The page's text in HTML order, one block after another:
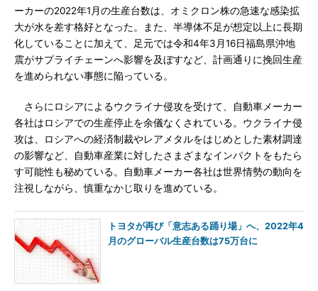
ーカーの2022年1月の生産台数は、オミクロン株の急速な感染拡
大が水を差す格好となった。また、半導体不足が想定以上に長期
化していることに加えて、足元では令和4年3月16日福島県沖地
震がサプライチェーンへ影響を及ぼすなど、計画通りに挽回生産
を進められない事態に陥っている。
さらにロシアによるウクライナ侵攻を受けて、自動車メーカー
各社はロシアでの生産停止を余儀なくされている。ウクライナ侵
攻は、ロシアへの経済制裁やレアメタルをはじめとした素材調達
の影響など、自動車産業に対したさまざまなインパクトをもたら
す可能性も秘めている。自動車メーカー各社は世界情勢の動向を
注視しながら、慎重なかじ取りを進めている。
トヨタが再び「意志ある踊り場」へ、2022年4
月のグローバル生産台数は75万台に